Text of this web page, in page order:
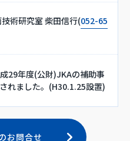
術研究室 柴田信行(052-65
29年度(公財)JKAの補助事
れました。(H30.1.25設置)
お問合せ